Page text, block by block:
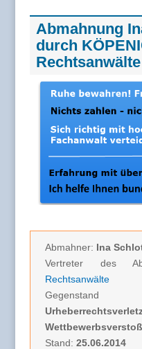
Abmahnung
durch
Rechtsanwälte
Abmahner: Ina
Vertreter des
Rechtsanwälte
Gegenstand
Wettbewerbsverstoß
Stand: 25.06.2014